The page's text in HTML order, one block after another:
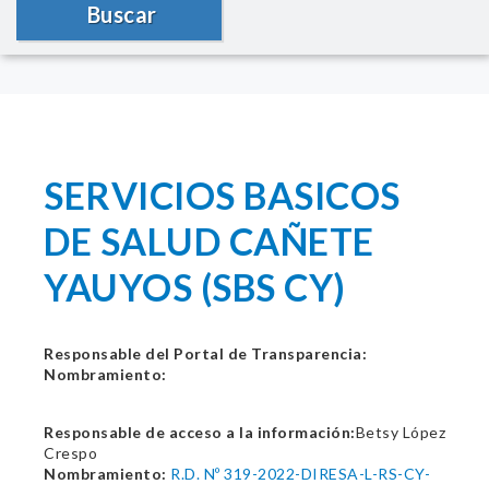
Buscar
SERVICIOS BASICOS
DE SALUD CAÑETE
YAUYOS (SBS CY)
Responsable del Portal de Transparencia:
Nombramiento:
Responsable de acceso a la información:Betsy López
Crespo
Nombramiento: R.D. Nº 319-2022-DIRESA-L-RS-CY-